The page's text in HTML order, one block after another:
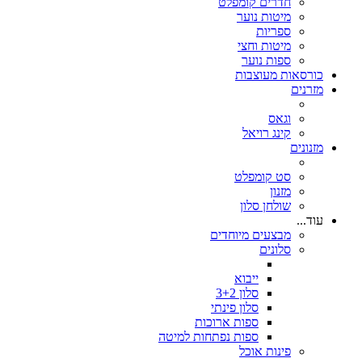
מיטות נוער
ספריות
מיטות וחצי
ספות נוער
כורסאות מעוצבות
מזרנים
וגאס
קינג רויאל
מזנונים
סט קומפלט
מזנון
שולחן סלון
עוד...
מבצעים מיוחדים
סלונים
ייבוא
סלון 3+2
סלון פינתי
ספות ארוכות
ספות נפתחות למיטה
פינות אוכל